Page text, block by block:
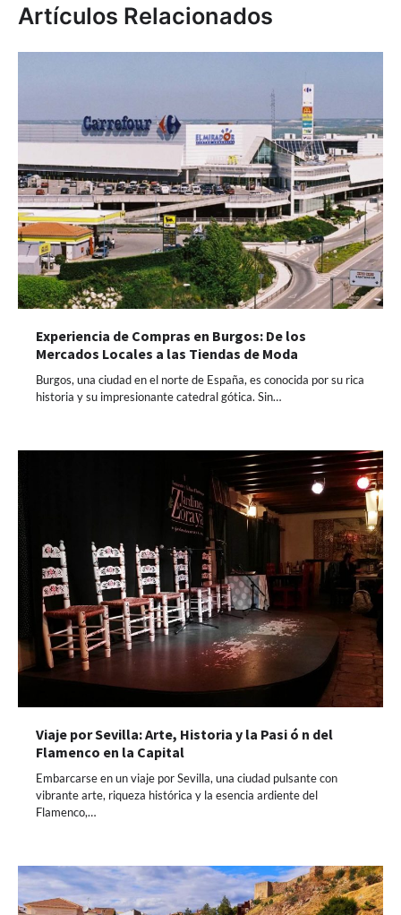
Artículos Relacionados
Experiencia de Compras en Burgos: De los
Mercados Locales a las Tiendas de Moda
Burgos, una ciudad en el norte de España, es conocida por su rica
historia y su impresionante catedral gótica. Sin…
Viaje por Sevilla: Arte, Historia y la Pasi ó n del
Flamenco en la Capital
Embarcarse en un viaje por Sevilla, una ciudad pulsante con
vibrante arte, riqueza histórica y la esencia ardiente del
Flamenco,…